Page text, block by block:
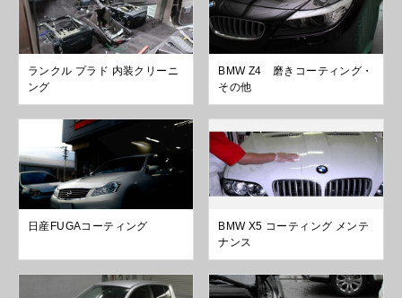
ランクル プラド 内装クリーニ
ング
BMW Z4 磨きコーティング・
その他
日産FUGAコーティング
BMW X5 コーティング メンテ
ナンス